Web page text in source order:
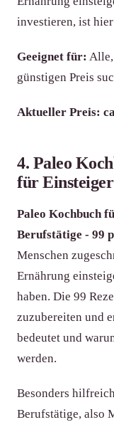
investieren, ist
Geeignet für: Alle,
günstigen Preis
Aktueller Preis:
4. Paleo
für Einsteiger
Paleo Kochbuch
Berufstätige - 99
Menschen
Ernährung
haben. Die 99
zuzubereiten und
bedeutet und
werden.
Besonders
Berufstätige, also